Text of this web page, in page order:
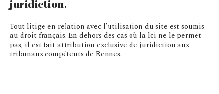
juridiction.
Tout litige en relation avec l’utilisation du site est soumis
au droit français. En dehors des cas où la loi ne le permet
pas, il est fait attribution exclusive de juridiction aux
tribunaux compétents de Rennes.